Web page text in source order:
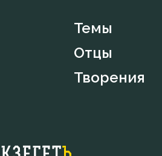
Темы
Отцы
Творения